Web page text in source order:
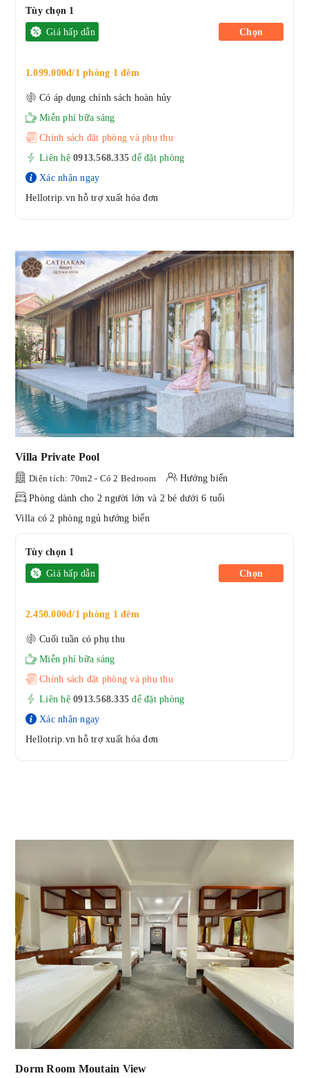
Tùy chọn 1
Giá hấp dẫn
1.099.000đ/1 phòng 1 đêm
Có áp dụng chính sách hoàn hủy
Miễn phí bữa sáng
Chính sách đặt phòng và phụ thu
Liên hệ 0913.568.335 để đặt phòng
Xác nhận ngay
Hellotrip.vn hỗ trợ xuất hóa đơn
Chọn
Villa Private Pool
Diện tích: 70m2 - Có 2 Bedroom
Hướng biển
Phòng dành cho 2 người lớn và 2 bé dưới 6 tuổi
Villa có 2 phòng ngủ hướng biển
Tùy chọn 1
Giá hấp dẫn
2.450.000đ/1 phòng 1 đêm
Cuối tuần có phụ thu
Miễn phí bữa sáng
Chính sách đặt phòng và phụ thu
Liên hệ 0913.568.335 để đặt phòng
Xác nhận ngay
Hellotrip.vn hỗ trợ xuất hóa đơn
Chọn
Dorm Room Moutain View